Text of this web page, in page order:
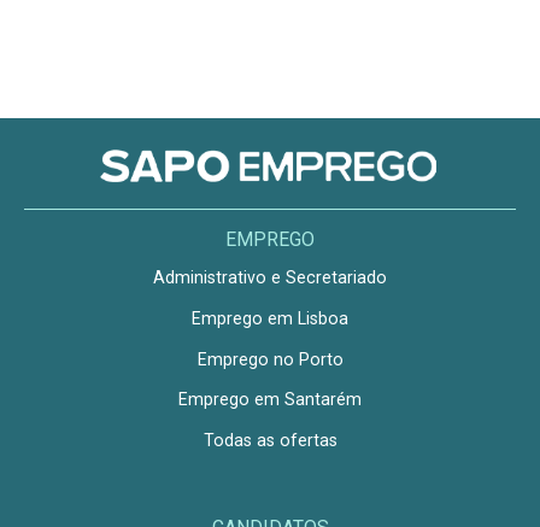
EMPREGO
Administrativo e Secretariado
Emprego em Lisboa
Emprego no Porto
Emprego em Santarém
Todas as ofertas